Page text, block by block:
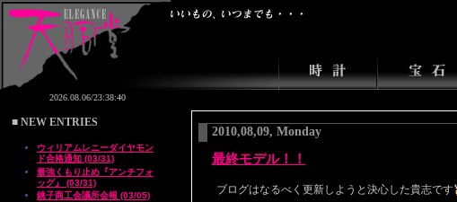
■ NEW ENTRIES
ウィリアムレニーダイヤモン
ド合格通知 (03/31)
最強くもり止め『アンチフォ
ッグ』 (03/31)
銚子商工会議所会報 (03/05)
2010,08,09, Monday
最終モデル！！
ブログはなるべく更新しようと決心した貴志です